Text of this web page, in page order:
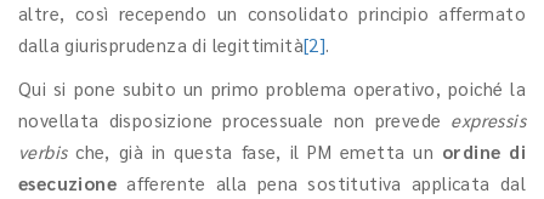
altre, così recependo un consolidato principio affermato
dalla giurisprudenza di legittimità[2].
Qui si pone subito un primo problema operativo, poiché la
novellata disposizione processuale non prevede expressis
verbische, già in questa fase, il PM emetta un ordine di
esecuzione afferente alla pena sostitutiva applicata dal